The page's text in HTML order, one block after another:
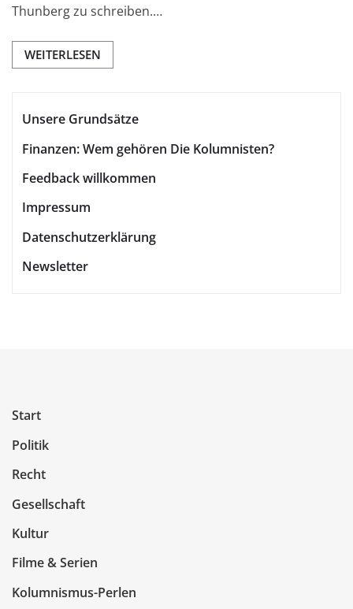
Thunberg zu schreiben.…
WEITERLESEN
Unsere Grundsätze
Finanzen: Wem gehören Die Kolumnisten?
Feedback willkommen
Impressum
Datenschutzerklärung
Newsletter
Start
Politik
Recht
Gesellschaft
Kultur
Filme & Serien
Kolumnismus-Perlen